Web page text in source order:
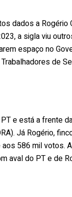
dados a Rogério
a sigla viu
espaço no
de
e está a frente
Já Rogério,
586 mil votos.
aval do PT e de